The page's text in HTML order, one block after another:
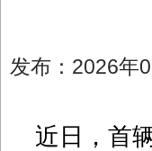
发布：2026年
近日，首